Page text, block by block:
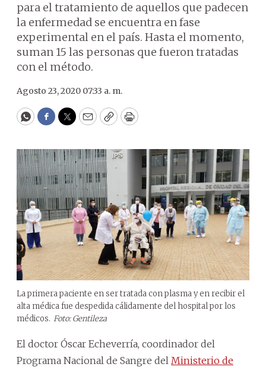
para el tratamiento de aquellos que padecen
la enfermedad se encuentra en fase
experimental en el país. Hasta el momento,
suman 15 las personas que fueron tratadas
con el método.
Agosto 23, 2020 07:33 a. m.
WhatsApp
Facebook
Twitter
EmailCopyPrint
La primera paciente en ser tratada con plasma y en recibir el
alta médica fue despedida cálidamente del hospital por los
médicos. Foto: Gentileza
El doctor Óscar Echeverría, coordinador del
Programa Nacional de Sangre del Ministerio de